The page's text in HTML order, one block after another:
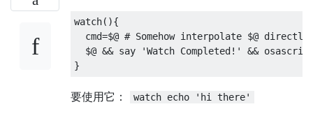
watch(){
  cmd
=$@ # Somehow interpolate $@
  $@
&& say 'Watch Completed!' &&
}
要使用它： watch echo 'hi there'